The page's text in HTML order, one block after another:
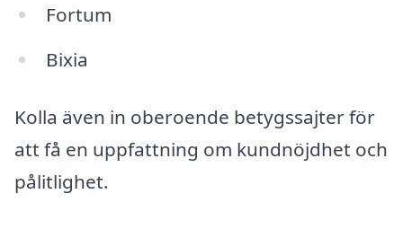
Fortum
Bixia
Kolla även in oberoende betygssajter för
att få en uppfattning om kundnöjdhet och
pålitlighet.